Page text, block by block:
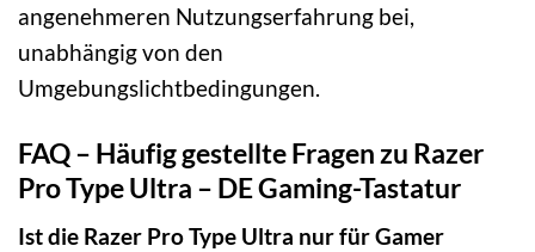
angenehmeren Nutzungserfahrung bei,
unabhängig von den
Umgebungslichtbedingungen.
FAQ – Häufig gestellte Fragen zu Razer
Pro Type Ultra – DE Gaming-Tastatur
Ist die Razer Pro Type Ultra nur für Gamer